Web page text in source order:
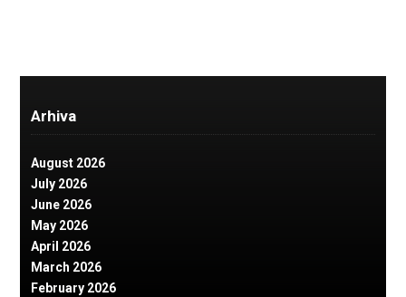
Arhiva
August 2026
July 2026
June 2026
May 2026
April 2026
March 2026
February 2026